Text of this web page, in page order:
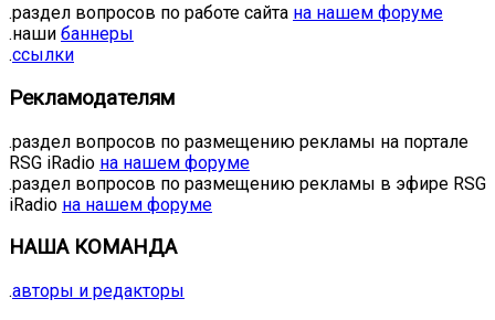
.раздел вопросов по работе сайта на нашем форуме
.наши баннеры
.ссылки
Рекламодателям
.раздел вопросов по размещению рекламы на портале
RSG iRadio на нашем форуме
.раздел вопросов по размещению рекламы в эфире RSG
iRadio на нашем форуме
НАША КОМАНДА
.авторы и редакторы